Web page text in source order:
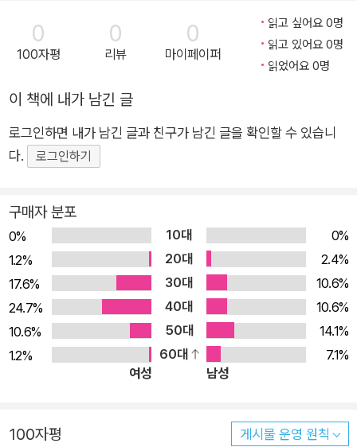
스페인 광장 등 오랜 역사를 간직한 유적지와 현대의 문화가 어우
러진 로마의 핵심 여행지는 물론 스페셜한 로마 근교 지역까지 빠
짐없이 소개한다. 이탈리아 여행에 빼놓을 수 없는 미식과 쇼핑
구라도 쉽고 알차게 여행할 수 있도록 했다. 알고 보면 더욱 흥미
로울 로마 역사와 문화에 대한 설명도 더했다. 볼 것 많은 로마 여
행에 꼭 필요한 가이드북이다. 낭만 가득한 로마 여행을 완성하는
모든 것! 여행자를 위한 맞춤형 코스 제안! 괴테가 사랑한 로마!
오래된 역사와 수많은 이야기가 남아 있는 거대한 문명의 도시!
과거의 찬란함과 현재의 낭만이 공존하는 로마 여행의 모든 것,
<로마 홀리데이>! 유럽 여행의 끝은 이탈리아, 이탈리아 여행의
꽃은 로마라고 한다. 오래된 역사와 문화, 다양한 신화와 수많은
이야기가 남아 있는 거대한 문명의 도시 로마! 서양 문명이 일어
난 곳인 만큼 봐야 할 곳도, 즐겨야 할 것도 무궁무진하다. 과거의
찬란함과 현재의 낭만이 공존하는 로마로 안내할 가이드북, <로
야 할 것에 대한 정보가 가득하다. 콜로세움, 나보나 광장, 산 피
0
100자평
0
리뷰
0
마이페이퍼
읽고 싶어요 0명
읽고 있어요 0명
읽었어요 0명
이 책에 내가 남긴 글
로그인하면 내가 남긴 글과 친구가 남긴 글을 확인할 수 있습니
다.
로그인하기
구매자 분포
0% 10대
0%
1.2%
20대
2.4%
17.6%
30대
10.6%
24.7%
40대
10.6%
10.6%
50대
14.1%
1.2%
60대
7.1%
여성
남성
100자평 게시물 운영 원칙